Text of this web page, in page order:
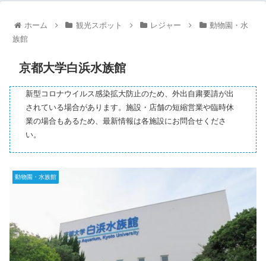
ホーム 観光スポット レジャー
動物園・水
族館
京都大学白浜水族館
新型コロナウイルス感染拡大防止のため、外出自粛要請が出
されている場合があります。施設・店舗の短縮営業や臨時休
業の場合もあるため、最新情報は各施設にお問合せくださ
い。
動物園・水族館